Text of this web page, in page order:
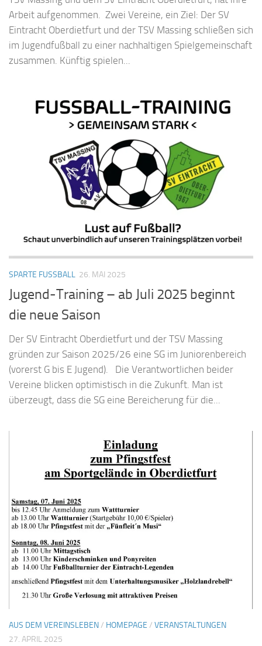
Arbeit aufgenommen. Zwei Vereine, ein Ziel: Der SV
Eintracht Oberdietfurt und der TSV Massing schließen sich
im Jugendfußball zu einer nachhaltigen Spielgemeinschaft
zusammen. Künftig spielen...
SPARTE FUSSBALL 26. MAI 2025
Jugend-Training – ab Juli 2025 beginnt
die neue Saison
Der SV Eintracht Oberdietfurt und der TSV Massing
gründen zur Saison 2025/26 eine SG im Juniorenbereich
(vorerst G bis E Jugend). Die Verantwortlichen beider
Vereine blicken optimistisch in die Zukunft. Man ist
überzeugt, dass die SG eine Bereicherung für die...
AUS DEM VEREINSLEBEN/ HOMEPAGE / VERANSTALTUNGEN
27. APRIL 2025